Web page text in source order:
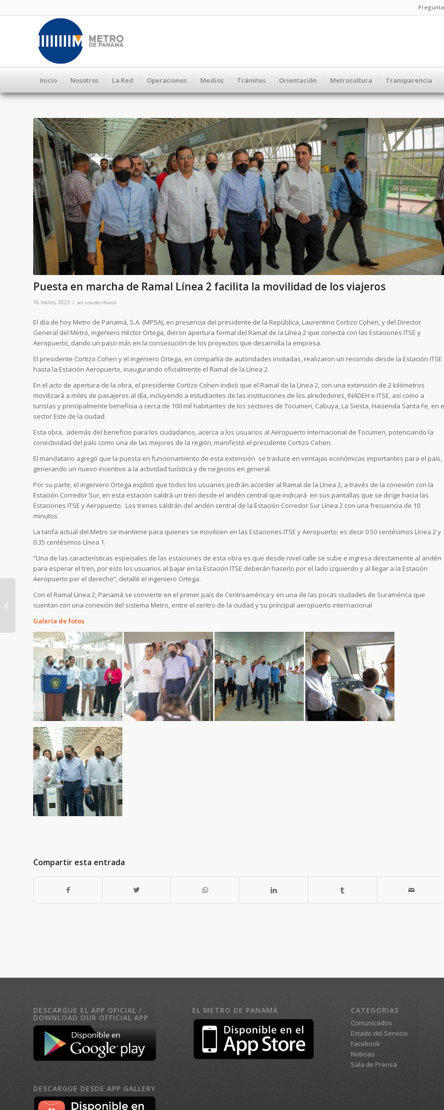
Inicio Nosotros La Red Operaciones Medios Trámites Orientación Metrocultura Transparencia
Puesta en marcha de Ramal Línea 2 facilita la movilidad de los viajeros
16 marzo, 2023 / por Lourdes Rivera
El día de hoy Metro de Panamá, S.A. (MPSA), en presencia del presidente de la República, Laurentino Cortizo Cohen, y del Director
General del Metro, ingeniero Héctor Ortega, dieron apertura formal del Ramal de la Línea 2 que conecta con las Estaciones ITSE y
Aeropuerto, dando un paso más en la consecución de los proyectos que desarrolla la empresa.
El presidente Cortizo Cohen y el ingeniero Ortega, en compañía de autoridades invitadas, realizaron un recorrido desde la Estación ITSE
hasta la Estación Aeropuerto, inaugurando oficialmente el Ramal de la Línea 2.
En el acto de apertura de la obra, el presidente Cortizo Cohen indicó que el Ramal de la Línea 2, con una extensión de 2 kilómetros
movilizará a miles de pasajeros al día, incluyendo a estudiantes de las instituciones de los alrededores, INADEH e ITSE, así como a
turistas y principalmente beneficia a cerca de 100 mil habitantes de los sectores de Tocumen, Cabuya, La Siesta, Hacienda Santa Fe, en
sector Este de la ciudad.
Esta obra, además del beneficio para los ciudadanos, acerca a los usuarios al Aeropuerto Internacional de Tocumen, potenciando la
conectividad del país como una de las mejores de la región, manifestó el presidente Cortizo Cohen.
El mandatario agregó que la puesta en funcionamiento de esta extensión se traduce en ventajas económicas importantes para el país,
generando un nuevo incentivo a la actividad turística y de negocios en general.
Por su parte, el ingeniero Ortega explicó que todos los usuarios podrán acceder al Ramal de la Línea 2, a través de la conexión con la
Estación Corredor Sur, en esta estación saldrá un tren desde el andén central que indicará en sus pantallas que se dirige hacia las
Estaciones ITSE y Aeropuerto. Los trenes saldrán del andén central de la Estación Corredor Sur Línea 2 con una frecuencia de 10
minutos.
La tarifa actual del Metro se mantiene para quienes se movilicen en las Estaciones ITSE y Aeropuerto; es decir 0.50 centésimos Línea 2 y
0.35 centésimos Línea 1.
“Una de las características especiales de las estaciones de esta obra es que desde nivel calle se sube e ingresa directamente al andén
para esperar el tren, por esto los usuarios al bajar en la Estación ITSE deberán hacerlo por el lado izquierdo y al llegar a la Estación
Aeropuerto por el derecho”, detalló el ingeniero Ortega.
Con el Ramal Línea 2, Panamá se convierte en el primer país de Centroamérica y en una de las pocas ciudades de Suramérica que
cuentan con una conexión del sistema Metro, entre el centro de la ciudad y su principal aeropuerto internacional
Galería de fotos
Compartir esta entrada
DESCARGUE EL APP OFICIAL /
DOWNLOAD OUR OFFICIAL APP
DESCARGUE DESDE APP GALLERY
EL METRO DE PANAMÁ CATEGORÍAS
Comunicados
Estado del Servicio
Facebook
Noticias
Sala de Prensa
puesta en operación
del Ramal Línea 2